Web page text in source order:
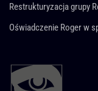
Restrukturyzacja grupy
Oświadczenie Roger w